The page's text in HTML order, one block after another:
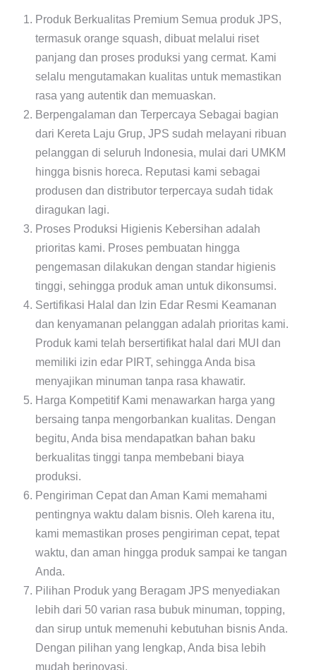
Produk Berkualitas Premium Semua produk JPS,
termasuk orange squash, dibuat melalui riset
panjang dan proses produksi yang cermat. Kami
selalu mengutamakan kualitas untuk memastikan
rasa yang autentik dan memuaskan.
Berpengalaman dan Terpercaya Sebagai bagian
dari Kereta Laju Grup, JPS sudah melayani ribuan
pelanggan di seluruh Indonesia, mulai dari UMKM
hingga bisnis horeca. Reputasi kami sebagai
produsen dan distributor terpercaya sudah tidak
diragukan lagi.
Proses Produksi Higienis Kebersihan adalah
prioritas kami. Proses pembuatan hingga
pengemasan dilakukan dengan standar higienis
tinggi, sehingga produk aman untuk dikonsumsi.
Sertifikasi Halal dan Izin Edar Resmi Keamanan
dan kenyamanan pelanggan adalah prioritas kami.
Produk kami telah bersertifikat halal dari MUI dan
memiliki izin edar PIRT, sehingga Anda bisa
menyajikan minuman tanpa rasa khawatir.
Harga Kompetitif Kami menawarkan harga yang
bersaing tanpa mengorbankan kualitas. Dengan
begitu, Anda bisa mendapatkan bahan baku
berkualitas tinggi tanpa membebani biaya
produksi.
Pengiriman Cepat dan Aman Kami memahami
pentingnya waktu dalam bisnis. Oleh karena itu,
kami memastikan proses pengiriman cepat, tepat
waktu, dan aman hingga produk sampai ke tangan
Anda.
Pilihan Produk yang Beragam JPS menyediakan
lebih dari 50 varian rasa bubuk minuman, topping,
dan sirup untuk memenuhi kebutuhan bisnis Anda.
Dengan pilihan yang lengkap, Anda bisa lebih
mudah berinovasi.